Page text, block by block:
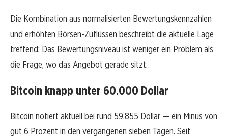
Die Kombination aus normalisierten Bewertungskennzahlen
und erhöhten Börsen-Zuflüssen beschreibt die aktuelle Lage
treffend: Das Bewertungsniveau ist weniger ein Problem als
die Frage, wo das Angebot gerade sitzt.
Bitcoin knapp unter 60.000 Dollar
Bitcoin notiert aktuell bei rund 59.855 Dollar — ein Minus von
gut 6 Prozent in den vergangenen sieben Tagen. Seit